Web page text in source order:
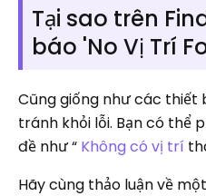
Tại sao trên
báo 'No Vị Trí
Cũng giống như các thiết
tránh khỏi lỗi. Bạn có thể
đề như “ Không có vị trí
Hãy cùng thảo luận về